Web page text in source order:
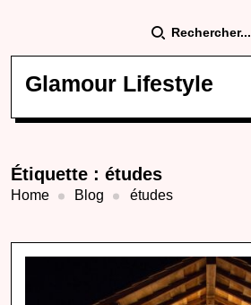
Rechercher...
Glamour Lifestyle
Étiquette : études
Home Blog études